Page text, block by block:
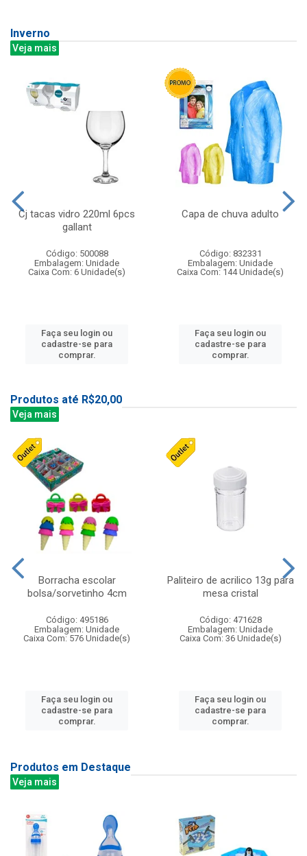
Inverno
Veja mais
Cj tacas vidro 220ml 6pcs
gallant
Código: 500088
Embalagem: Unidade
Caixa Com: 6 Unidade(s)
Faça seu login ou
cadastre-se para
comprar.
Capa de chuva adulto
Código: 832331
Embalagem: Unidade
Caixa Com: 144 Unidade(s)
Faça seu login ou
cadastre-se para
comprar.
Produtos até R$20,00
Veja mais
Borracha escolar
bolsa/sorvetinho 4cm
Código: 495186
Embalagem: Unidade
Caixa Com: 576 Unidade(s)
Faça seu login ou
cadastre-se para
comprar.
Paliteiro de acrilico 13g para
mesa cristal
Código: 471628
Embalagem: Unidade
Caixa Com: 36 Unidade(s)
Faça seu login ou
cadastre-se para
comprar.
Produtos em Destaque
Veja mais